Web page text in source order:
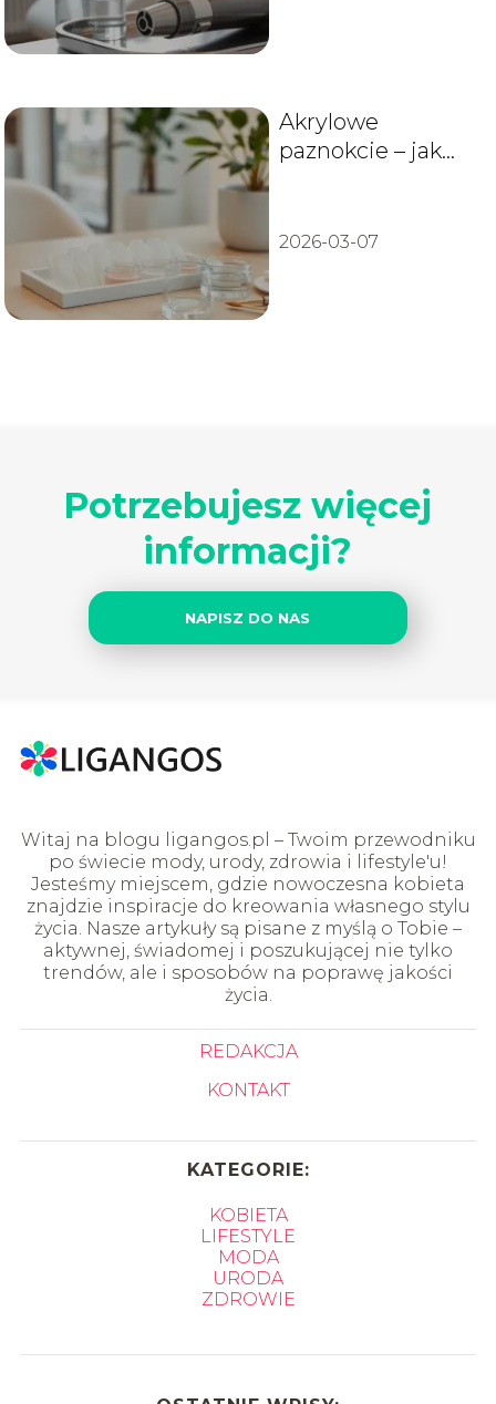
Akrylowe
paznokcie – jak
2026-03-07
Potrzebujesz więcej
informacji?
NAPISZ DO NAS
Witaj na blogu ligangos.pl – Twoim przewodniku
po świecie mody, urody, zdrowia i lifestyle'u!
Jesteśmy miejscem, gdzie nowoczesna kobieta
znajdzie inspiracje do kreowania własnego stylu
życia. Nasze artykuły są pisane z myślą o Tobie –
aktywnej, świadomej i poszukującej nie tylko
trendów, ale i sposobów na poprawę jakości
życia.
REDAKCJA
KONTAKT
KATEGORIE:
KOBIETA
LIFESTYLE
MODA
URODA
ZDROWIE